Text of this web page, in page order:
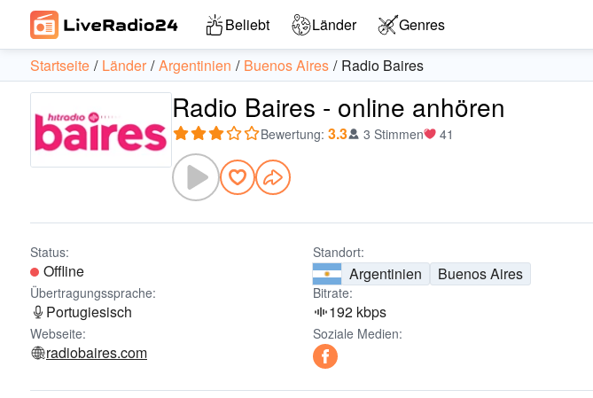
Beliebt Länder Genres
Startseite Länder Argentinien Buenos Aires Radio Baires
Radio Baires - online anhören
Bewertung: 3.3 3 Stimmen 41
Status:
Offline
Standort:
Argentinien Buenos Aires
Übertragungssprache:
Portugiesisch
Bitrate:
192 kbps
Webseite:
radiobaires.com
Soziale Medien: